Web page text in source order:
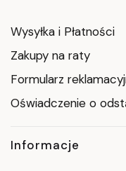
Wysyłka i Płatności
Zakupy na raty
Formularz
Oświadczenie o
Informacje